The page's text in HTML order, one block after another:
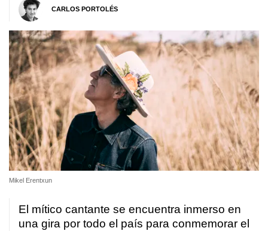
CARLOS PORTOLÉS
Mikel Erentxun
El mítico cantante se encuentra inmerso en
una gira por todo el país para conmemorar el